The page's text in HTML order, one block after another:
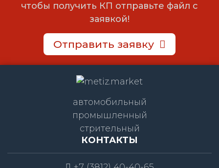
чтобы получить КП отправьте файл с
заявкой!
Отправить заявку
автомобильный
промышленный
стрительный
КОНТАКТЫ